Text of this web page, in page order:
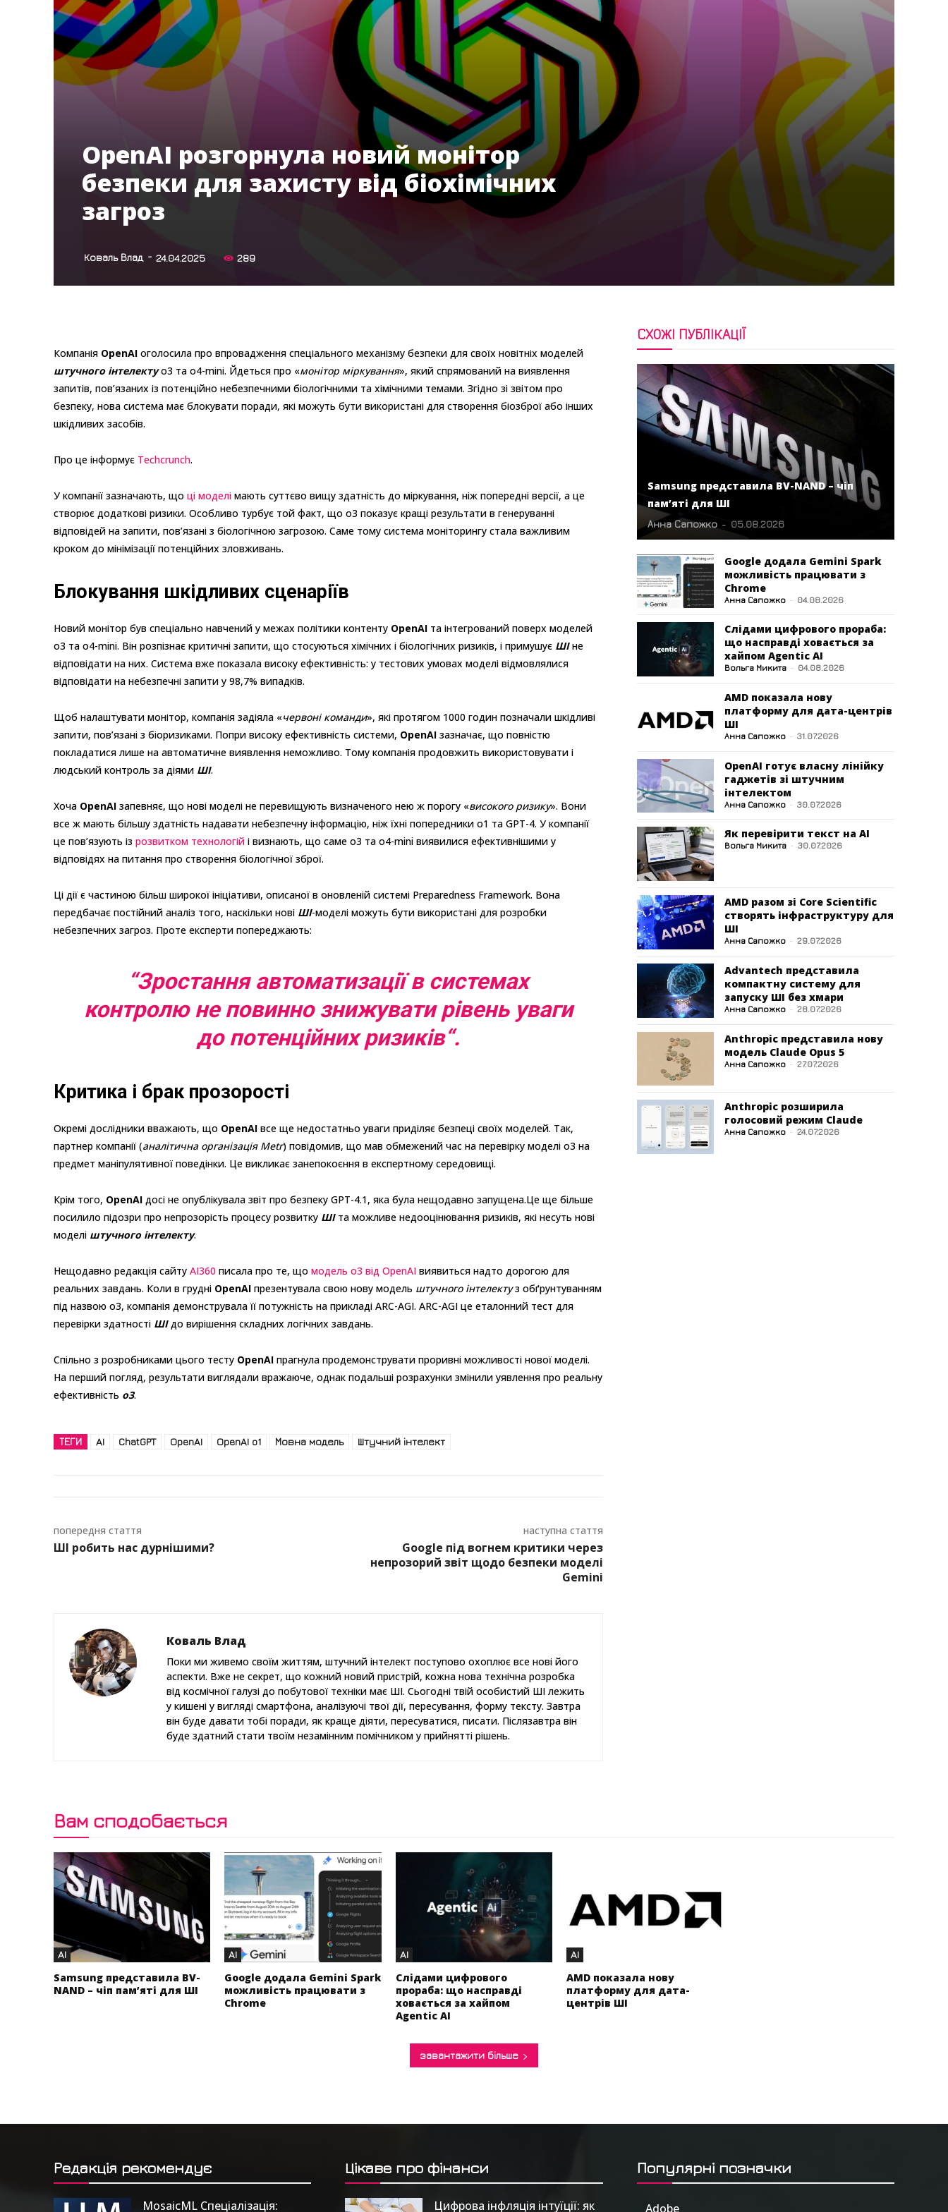
OpenAI розгорнула новий монітор
безпеки для захисту від біохімічних
загроз
Коваль Влад - 24.04.2025 289
Компанія OpenAI оголосила про впровадження спеціального механізму безпеки для своїх новітніх моделей
штучного інтелектуo3 та o4-mini. Йдеться про «монітор міркування», який спрямований на виявлення
запитів, пов’язаних із потенційно небезпечними біологічними та хімічними темами. Згідно зі звітом про
безпеку, нова система має блокувати поради, які можуть бути використані для створення біозброї або інших
шкідливих засобів.
Про це інформує Techcrunch.
У компанії зазначають, що ці моделі мають суттєво вищу здатність до міркування, ніж попередні версії, а це
створює додаткові ризики. Особливо турбує той факт, що o3 показує кращі результати в генеруванні
відповідей на запити, пов’язані з біологічною загрозою. Саме тому система моніторингу стала важливим
кроком до мінімізації потенційних зловживань.
Блокування шкідливих сценаріїв
Новий монітор був спеціально навчений у межах політики контенту OpenAI та інтегрований поверх моделей
o3 та o4-mini. Він розпізнає критичні запити, що стосуються хімічних і біологічних ризиків, і примушує ШІне
відповідати на них. Система вже показала високу ефективність: у тестових умовах моделі відмовлялися
відповідати на небезпечні запити у 98,7% випадків.
Щоб налаштувати монітор, компанія задіяла «червоні команди», які протягом 1000 годин позначали шкідливі
запити, пов’язані з біоризиками. Попри високу ефективність системи, OpenAI зазначає, що повністю
покладатися лише на автоматичне виявлення неможливо. Тому компанія продовжить використовувати і
людський контроль за діями ШІ.
Хоча OpenAI запевняє, що нові моделі не перевищують визначеного нею ж порогу «високого ризику». Вони
все ж мають більшу здатність надавати небезпечну інформацію, ніж їхні попередники o1 та GPT-4. У компанії
це пов’язують із розвитком технологій і визнають, що саме o3 та o4-mini виявилися ефективнішими у
відповідях на питання про створення біологічної зброї.
Ці дії є частиною більш широкої ініціативи, описаної в оновленій системі Preparedness Framework. Вона
передбачає постійний аналіз того, наскільки нові ШІ-моделі можуть бути використані для розробки
небезпечних загроз. Проте експерти попереджають:
“Зростання автоматизації в системах
контролю не повинно знижувати рівень уваги
до потенційних ризиків“.
Критика і брак прозорості
Окремі дослідники вважають, що OpenAI все ще недостатньо уваги приділяє безпеці своїх моделей. Так,
партнер компанії (аналітична організація Metr) повідомив, що мав обмежений час на перевірку моделі o3 на
предмет маніпулятивної поведінки. Це викликає занепокоєння в експертному середовищі.
Крім того, OpenAI досі не опублікувала звіт про безпеку GPT-4.1, яка була нещодавно запущена.Це ще більше
посилило підозри про непрозорість процесу розвитку ШІта можливе недооцінювання ризиків, які несуть нові
моделі штучного інтелекту.
Нещодавно редакція сайту AI360 писала про те, що модель o3 від OpenAI виявиться надто дорогою для
реальних завдань. Коли в грудні OpenAI презентувала свою нову модель штучного інтелектуз обґрунтуванням
під назвою o3, компанія демонструвала її потужність на прикладі ARC-AGI. ARC-AGI це еталонний тест для
перевірки здатності ШІдо вирішення складних логічних завдань.
Спільно з розробниками цього тесту OpenAI прагнула продемонструвати проривні можливості нової моделі.
На перший погляд, результати виглядали вражаюче, однак подальші розрахунки змінили уявлення про реальну
ефективність o3.
ТЕГИ AI ChatGPT OpenAI OpenAI o1 Мовна модель Штучний інтелект
попередня стаття
ШІ робить нас дурнішими?
наступна стаття
Google під вогнем критики через
непрозорий звіт щодо безпеки моделі
Gemini
Коваль Влад
Поки ми живемо своїм життям, штучний інтелект поступово охоплює все нові його
аспекти. Вже не секрет, що кожний новий пристрій, кожна нова технічна розробка
від космічної галузі до побутової техніки має ШІ. Сьогодні твій особистий ШІ лежить
у кишені у вигляді смартфона, аналізуючі твої дії, пересування, форму тексту. Завтра
він буде давати тобі поради, як краще діяти, пересуватися, писати. Післязавтра він
буде здатний стати твоїм незамінним помічником у прийнятті рішень.
СХОЖІ ПУБЛІКАЦІЇ
Samsung представила BV-NAND – чіп
пам’яті для ШІ
Анна Сапожко - 05.08.2026
Google додала Gemini Spark
можливість працювати з
Chrome
Анна Сапожко - 04.08.2026
Слідами цифрового прораба:
що насправді ховається за
хайпом Agentic AI
Вольга Микита - 04.08.2026
AMD показала нову
платформу для дата-центрів
ШІ
Анна Сапожко - 31.07.2026
OpenAI готує власну лінійку
гаджетів зі штучним
інтелектом
Анна Сапожко - 30.07.2026
Як перевірити текст на AI
Вольга Микита - 30.07.2026
AMD разом зі Core Scientific
створять інфраструктуру для
ШІ
Анна Сапожко - 29.07.2026
Advantech представила
компактну систему для
запуску ШІ без хмари
Анна Сапожко - 28.07.2026
Anthropic представила нову
модель Claude Opus 5
Анна Сапожко - 27.07.2026
Anthropic розширила
голосовий режим Claude
Анна Сапожко - 24.07.2026
Вам сподобається
AI
Samsung представила BV-
NAND – чіп пам’яті для ШІ
AI
Google додала Gemini Spark
можливість працювати з
Chrome
AI
Слідами цифрового
прораба: що насправді
ховається за хайпом
Agentic AI
AI
AMD показала нову
платформу для дата-
центрів ШІ
завантажити більше
Редакція рекомендує
MosaicML Спеціалізація:
Цікаве про фінанси
Цифрова інфляція інтуїції: як
Популярні позначки
Adobe